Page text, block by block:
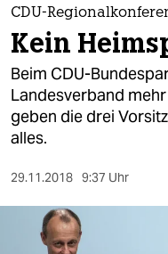
themen
politik
öko
gesellschaft
kultur
sport
CDU-
Kein
Beim CDU-
Landesverband
geben die drei
alles.
29.11.2018 9:37 Uhr